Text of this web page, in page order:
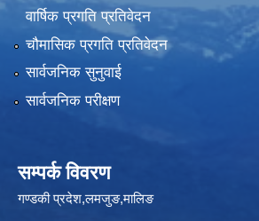
वार्षिक प्रगति प्रतिवेदन
चौमासिक प्रगति प्रतिवेदन
सार्वजनिक सुनुवाई
सार्वजनिक परीक्षण
सम्पर्क विवरण
गण्डकी प्रदेश,लमजुङ,मालिङ